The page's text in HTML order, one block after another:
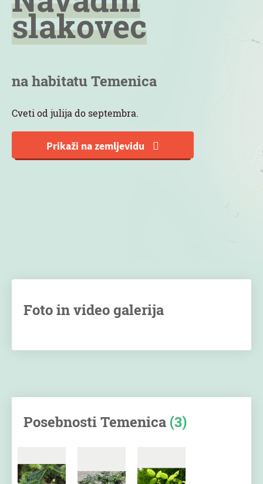
slakovec
na habitatu Temenica
Cveti od julija do septembra.
Prikaži na zemljevidu
Foto in video galerija
Posebnosti Temenica (3)